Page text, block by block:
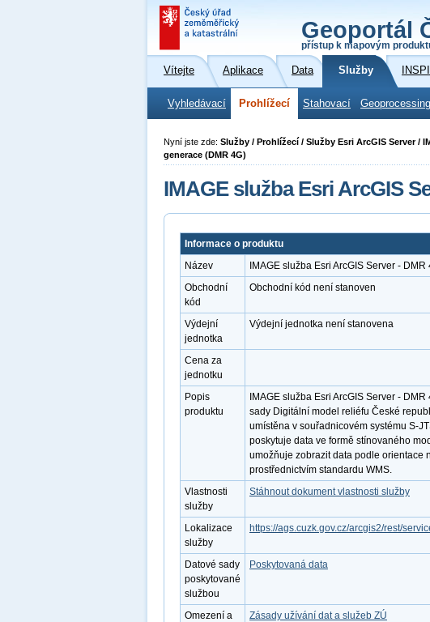
Geoportál
přístup k mapovým
Vítejte Aplikace Data Služby
Vyhledávací Prohlížecí Stahovací
Nyní jste zde: Služby / Prohlížecí / Služby Esri ArcGIS Server /
generace (DMR 4G)
IMAGE služba Esri ArcGIS
Informace o produktu
Název
IMAGE služba Esri ArcGIS Server - DMR
Obchodní
kód
Obchodní kód není stanoven
Výdejní
jednotka
Výdejní jednotka není stanovena
Cena za
jednotku
Popis
produktu
IMAGE služba Esri ArcGIS Server -
sady Digitální model reliéfu České
umístěna v souřadnicovém systému S-
poskytuje data ve formě stínovaného
umožňuje zobrazit data podle orientace
prostřednictvím standardu WMS.
Vlastnosti
služby
Stáhnout dokument vlastnosti služby
Lokalizace
služby
https://ags.cuzk.gov.cz/arcgis2/rest/
Datové sady
poskytované
službou
Poskytovaná data
Omezení a
Zásady užívání dat a služeb ZÚ